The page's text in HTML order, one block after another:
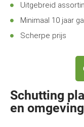
Uitgebreid
Minimaal 10 jaar
Scherpe prijs
Schutting
en omgeving